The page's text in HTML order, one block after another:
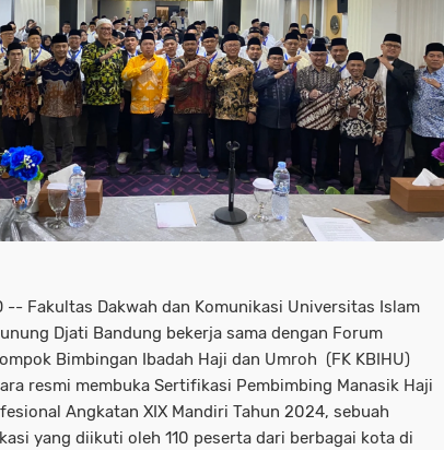
-- Fakultas Dakwah dan Komunikasi Universitas Islam
Djati Bandung bekerja sama dengan Forum
Bimbingan Ibadah Haji dan Umroh (FK KBIHU)
resmi membuka Sertifikasi Pembimbing Manasik Haji
Angkatan XIX Mandiri Tahun 2024, sebuah
yang diikuti oleh 110 peserta dari berbagai kota di